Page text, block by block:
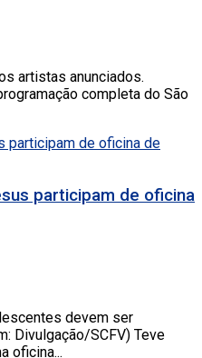
artistas anunciados.
completa do São
participam de oficina
devem ser
Divulgação/SCFV) Teve
oficina...